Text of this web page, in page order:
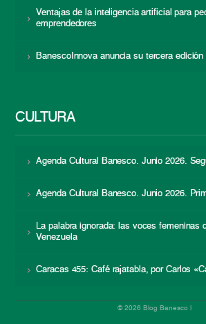
Ventajas de la inteligencia artificial para
emprendedores
BanescoInnova anuncia su tercera edición
CULTURA
Agenda Cultural Banesco. Junio 2026.
Agenda Cultural Banesco. Junio 2026.
La palabra ignorada: las voces femeninas
Venezuela
Caracas 455: Café rajatabla, por Carlos
© 2026 Blog Banesco |